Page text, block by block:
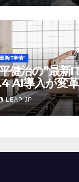
新IT事情”
健治の”最新
AI導入が変
業の最前線
LEAP JP